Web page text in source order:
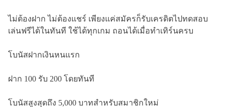
ไม่ต้องฝาก ไม่ต้องแชร์ เพียงแค่สมัครก็รับเครดิตไปทดสอบ
เล่นฟรีได้ในทันที ใช้ได้ทุกเกม ถอนได้เมื่อทำเทิร์นครบ
โบนัสฝากเงินหนแรก
ฝาก 100 รับ 200 โดยทันที
โบนัสสูงสุดถึง 5,000 บาทสำหรับสมาชิกใหม่